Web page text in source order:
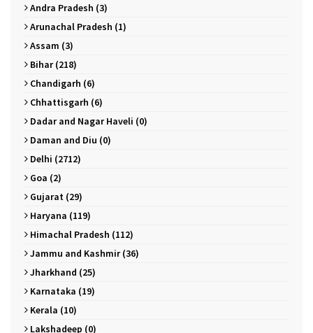
Andra Pradesh (3)
Arunachal Pradesh (1)
Assam (3)
Bihar (218)
Chandigarh (6)
Chhattisgarh (6)
Dadar and Nagar Haveli (0)
Daman and Diu (0)
Delhi (2712)
Goa (2)
Gujarat (29)
Haryana (119)
Himachal Pradesh (112)
Jammu and Kashmir (36)
Jharkhand (25)
Karnataka (19)
Kerala (10)
Lakshadeep (0)